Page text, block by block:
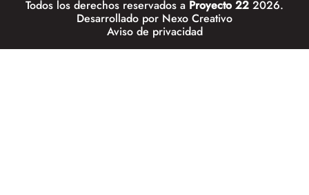
Todos los derechos reservados a Proyecto 22 2026.
Desarrollado por Nexo Creativo
Aviso de privacidad